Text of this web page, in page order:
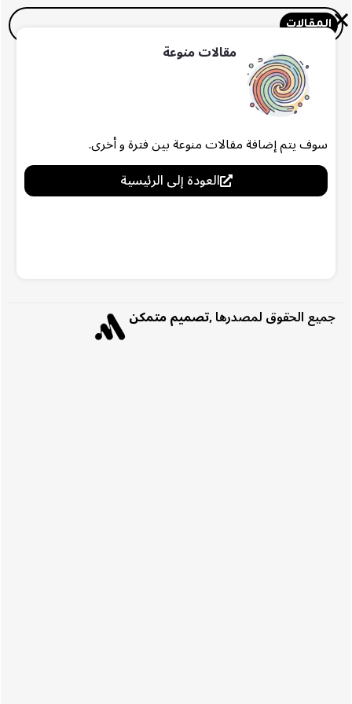
المقالات
مقالات منوعة
سوف يتم إضافة مقالات منوعة بين فترة و أخرى.
العودة إلى الرئيسية
جميع الحقوق لمصدرها ,تصميم متمكن